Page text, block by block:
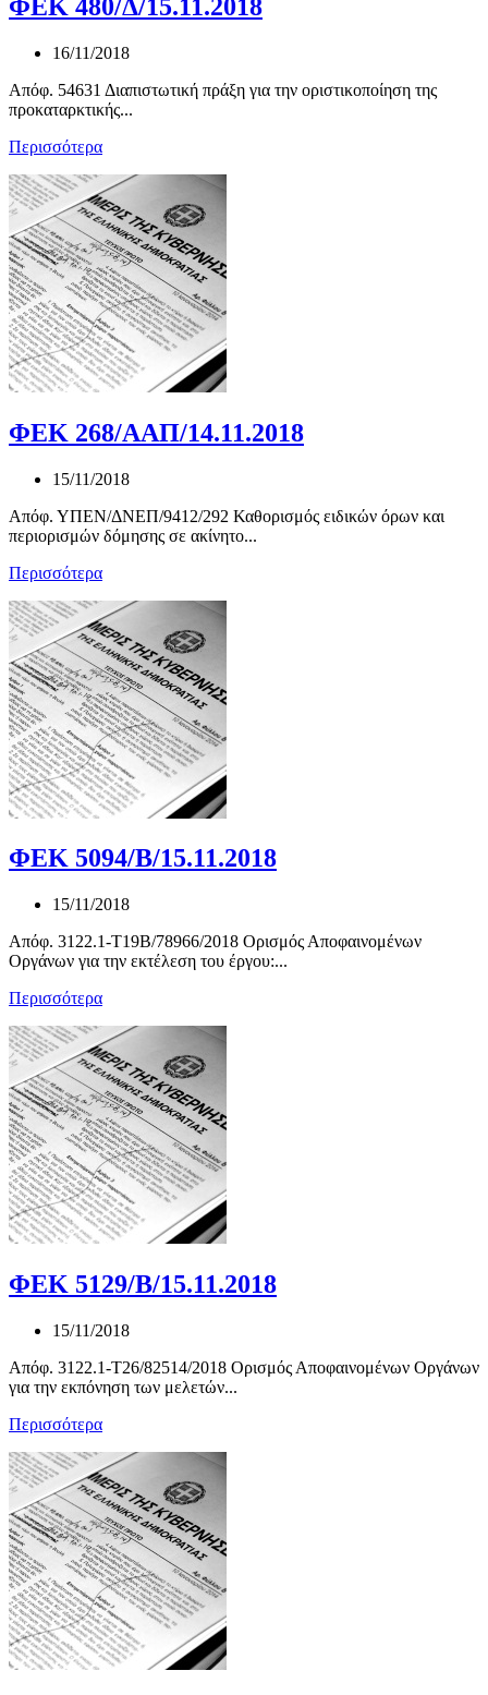
ΦΕΚ 480/Δ/15.11.2018
16/11/2018
Απόφ. 54631 Διαπιστωτική πράξη για την οριστικοποίηση της
προκαταρκτικής...
Περισσότερα
ΦΕΚ 268/ΑΑΠ/14.11.2018
15/11/2018
Απόφ. ΥΠΕΝ/ΔΝΕΠ/9412/292 Καθορισμός ειδικών όρων και
περιορισμών δόμησης σε ακίνητο...
Περισσότερα
ΦΕΚ 5094/Β/15.11.2018
15/11/2018
Απόφ. 3122.1-Τ19Β/78966/2018 Ορισμός Αποφαινομένων
Οργάνων για την εκτέλεση του έργου:...
Περισσότερα
ΦΕΚ 5129/Β/15.11.2018
15/11/2018
Απόφ. 3122.1-Τ26/82514/2018 Ορισμός Αποφαινομένων Οργάνων
για την εκπόνηση των μελετών...
Περισσότερα